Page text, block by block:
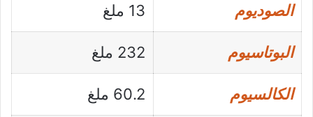
الصوديوم 13 ملغ
البوتاسيوم 232 ملغ
الكالسيوم 60.2 ملغ